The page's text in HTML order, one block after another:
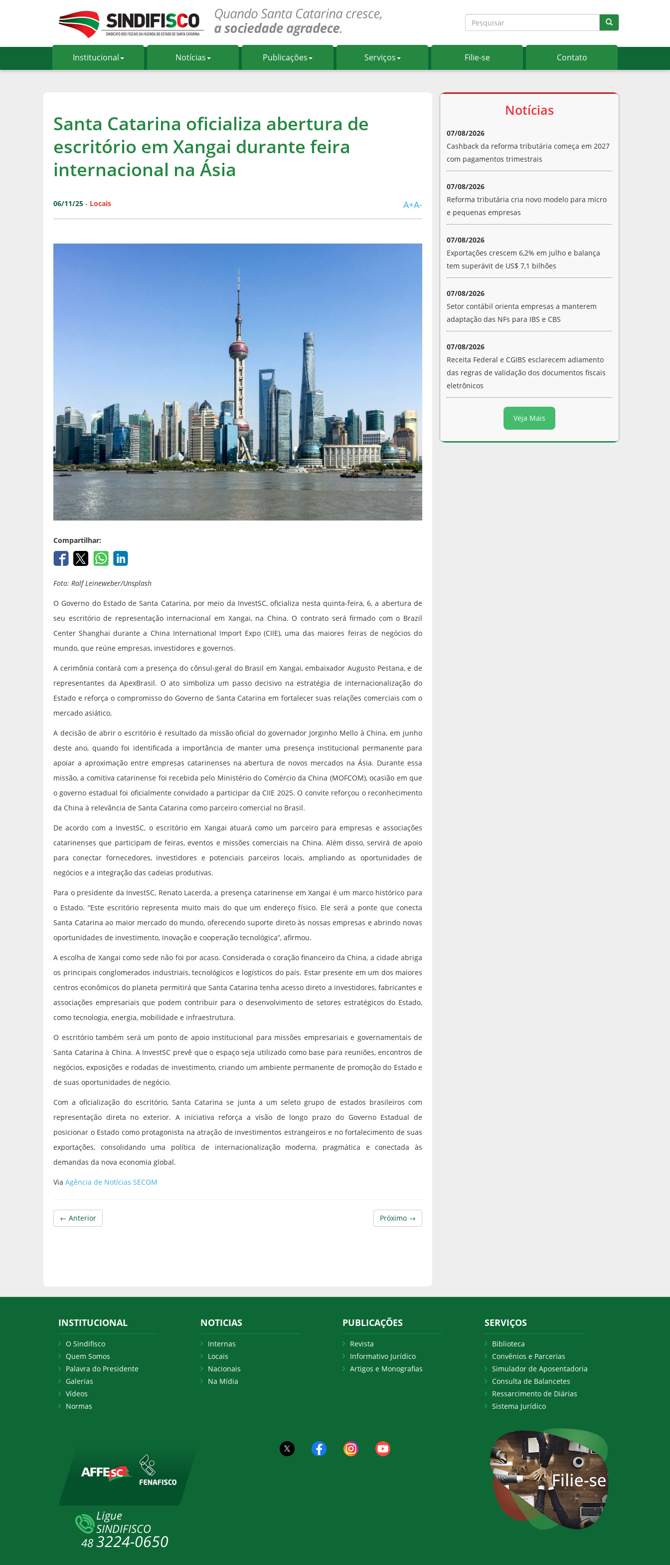
Institucional Notícias Publicações Serviços Filie-se Contato
Santa Catarina oficializa abertura de
escritório em Xangai durante feira
internacional na Ásia
06/11/25 - Locais A+A-
Compartilhar:
Foto: Ralf Leineweber/Unsplash
O Governo do Estado de Santa Catarina, por meio da InvestSC, oficializa nesta quinta-feira, 6, a abertura de
seu escritório de representação internacional em Xangai, na China. O contrato será firmado com o Brazil
Center Shanghai durante a China International Import Expo (CIIE), uma das maiores feiras de negócios do
mundo, que reúne empresas, investidores e governos.
A cerimônia contará com a presença do cônsul-geral do Brasil em Xangai, embaixador Augusto Pestana, e de
representantes da ApexBrasil. O ato simboliza um passo decisivo na estratégia de internacionalização do
Estado e reforça o compromisso do Governo de Santa Catarina em fortalecer suas relações comerciais com o
mercado asiático.
A decisão de abrir o escritório é resultado da missão oficial do governador Jorginho Mello à China, em junho
deste ano, quando foi identificada a importância de manter uma presença institucional permanente para
apoiar a aproximação entre empresas catarinenses na abertura de novos mercados na Ásia. Durante essa
missão, a comitiva catarinense foi recebida pelo Ministério do Comércio da China (MOFCOM), ocasião em que
o governo estadual foi oficialmente convidado a participar da CIIE 2025. O convite reforçou o reconhecimento
da China à relevância de Santa Catarina como parceiro comercial no Brasil.
De acordo com a InvestSC, o escritório em Xangai atuará como um parceiro para empresas e associações
catarinenses que participam de feiras, eventos e missões comerciais na China. Além disso, servirá de apoio
para conectar fornecedores, investidores e potenciais parceiros locais, ampliando as oportunidades de
negócios e a integração das cadeias produtivas.
Para o presidente da InvestSC, Renato Lacerda, a presença catarinense em Xangai é um marco histórico para
o Estado. “Este escritório representa muito mais do que um endereço físico. Ele será a ponte que conecta
Santa Catarina ao maior mercado do mundo, oferecendo suporte direto às nossas empresas e abrindo novas
oportunidades de investimento, inovação e cooperação tecnológica”, afirmou.
A escolha de Xangai como sede não foi por acaso. Considerada o coração financeiro da China, a cidade abriga
os principais conglomerados industriais, tecnológicos e logísticos do país. Estar presente em um dos maiores
centros econômicos do planeta permitirá que Santa Catarina tenha acesso direto a investidores, fabricantes e
associações empresariais que podem contribuir para o desenvolvimento de setores estratégicos do Estado,
como tecnologia, energia, mobilidade e infraestrutura.
O escritório também será um ponto de apoio institucional para missões empresariais e governamentais de
Santa Catarina à China. A InvestSC prevê que o espaço seja utilizado como base para reuniões, encontros de
negócios, exposições e rodadas de investimento, criando um ambiente permanente de promoção do Estado e
de suas oportunidades de negócio.
Com a oficialização do escritório, Santa Catarina se junta a um seleto grupo de estados brasileiros com
representação direta no exterior. A iniciativa reforça a visão de longo prazo do Governo Estadual de
posicionar o Estado como protagonista na atração de investimentos estrangeiros e no fortalecimento de suas
exportações, consolidando uma política de internacionalização moderna, pragmática e conectada às
demandas da nova economia global.
Via Agência de Notícias SECOM
Próximo →
← Anterior
Notícias
07/08/2026
Cashback da reforma tributária começa em 2027
com pagamentos trimestrais
07/08/2026
Reforma tributária cria novo modelo para micro
e pequenas empresas
07/08/2026
Exportações crescem 6,2% em julho e balança
tem superávit de US$ 7,1 bilhões
07/08/2026
Setor contábil orienta empresas a manterem
adaptação das NFs para IBS e CBS
07/08/2026
Receita Federal e CGIBS esclarecem adiamento
das regras de validação dos documentos fiscais
eletrônicos
Veja Mais
INSTITUCIONAL
O Sindifisco
Quem Somos
Palavra do Presidente
Galerias
Vídeos
Normas
NOTICIAS
Internas
Locais
Nacionais
Na Mídia
PUBLICAÇÕES
Revista
Informativo Jurídico
Artigos e Monografias
SERVIÇOS
Biblioteca
Convênios e Parcerias
Simulador de Aposentadoria
Consulta de Balancetes
Ressarcimento de Diárias
Sistema Jurídico